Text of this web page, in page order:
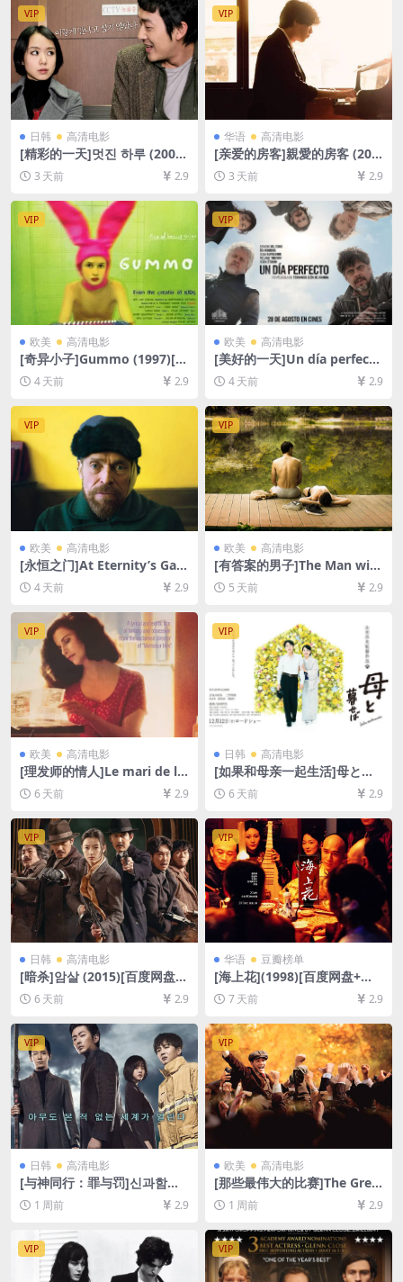
VIP
日韩 高清电影
[精彩的一天]멋진 하루 (2008)
[百度网盘+夸克网盘1080P超
清未删减资源][网盘在线播放/
3 天前 2.9
VIP
华语 高清电影
[亲爱的房客]親愛的房客 (202
0)[百度网盘+夸克网盘1080P
超清未删减资源][网盘在线播
幕]
3 天前 2.9
VIP
欧美 高清电影
[奇异小子]Gummo (1997)[百
度网盘+夸克网盘1080P超清
未删减资源][网盘在线播放/下
载][MP4/6GB][中文字幕]
4 天前 2.9
VIP
欧美 高清电影
[美好的一天]Un día perfecto
(2015)[百度网盘+夸克网盘10
80P超清未删减资源][网盘在
线播放/下载][MP4/7.2GB][中
文字幕]
4 天前 2.9
VIP
欧美 高清电影
[永恒之门]At Eternity’s Gate
(2018)[百度网盘+夸克网盘10
80P超清未删减资源][网盘在
线播放/下载][MP4/7.4GB][中
英字幕]
4 天前 2.9
VIP
欧美 高清电影
[有答案的男子]The Man with
the Answers (2021)[百度网
盘+夸克网盘1080P超清未删
[MP4/5.4GB][中英字幕]
5 天前 2.9
VIP
欧美 高清电影
[理发师的情人]Le mari de la
coiffeuse (1990)[百度网盘
+夸克网盘1080P超清未删减
4/5.6GB][中文字幕]
6 天前 2.9
VIP
日韩 高清电影
[如果和母亲一起生活]母と暮
せば (2015)[百度网盘+夸克网
盘1080P超清未删减资源][网
[中文字幕]
6 天前 2.9
VIP
日韩 高清电影
[暗杀]암살 (2015)[百度网盘
+夸克网盘1080P超清未删减
资源][网盘在线播放/下载][MP
4/9.6GB][中文字幕]
6 天前 2.9
VIP
华语 豆瓣榜单
[海上花](1998)[百度网盘+夸
克网盘1080P超清未删减资源]
[网盘在线播放/下载][MP4/7.
6GB][中文字幕]
7 天前 2.9
VIP
日韩 高清电影
[与神同行：罪与罚]신과함께-
죄와 벌 (2017)[百度网盘+夸
克网盘1080P超清未删减资源]
[网盘在线播放/下载][MP4/9.
5GB][中文字幕]
1 周前 2.9
VIP
欧美 高清电影
[那些最伟大的比赛]The Grea
test Game Ever Played (200
5)[百度网盘+夸克网盘1080P
超清未删减资源][网盘在线播
放/下载][MP4/8GB][中英字
幕]
1 周前 2.9
VIP VIP